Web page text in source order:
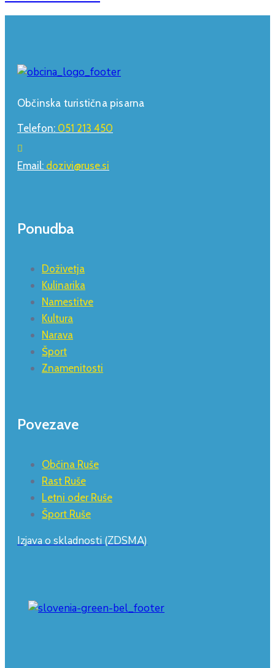
Občinska turistična pisarna
Telefon: 051 213 450
Email: dozivi@ruse.si
Ponudba
Doživetja
Kulinarika
Namestitve
Kultura
Narava
Šport
Znamenitosti
Povezave
Občina Ruše
Rast Ruše
Letni oder Ruše
Šport Ruše
Izjava o skladnosti (ZDSMA)